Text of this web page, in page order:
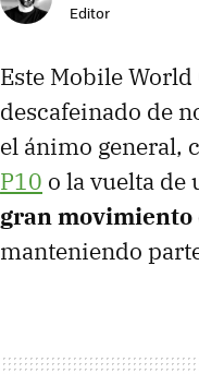
Editor
Este Mobile
descafeinado de
el ánimo general,
P10 o la vuelta de
gran
manteniendo